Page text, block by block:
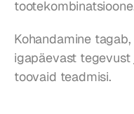
Kohandamine
igapäevast tegevust
toovaid teadmisi.